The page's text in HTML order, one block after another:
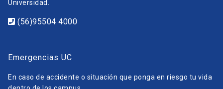
Universidad.
(56)95504 4000
Emergencias UC
En caso de accidente o situación que ponga en riesgo tu vida